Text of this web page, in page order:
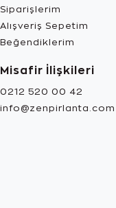
Siparişlerim
Alışveriş Sepetim
Beğendiklerim
Misafir İlişkileri
0212 520 00 42
info@zenpirlanta.com